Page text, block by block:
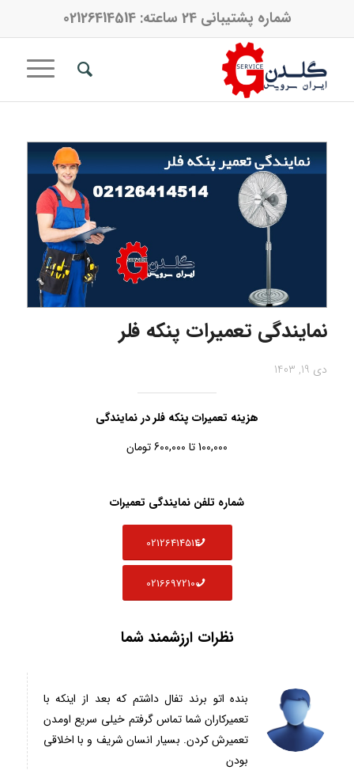
شماره پشتیبانی 24 ساعته: 02126414514
نمایندگی تعمیرات پنکه فلر
دی 19, 1403
هزینه تعمیرات پنکه فلر در نمایندگی
100,000 تا 600,000 تومان
شماره تلفن نمایندگی تعمیرات
02126414514
02166972100
نظرات ارزشمند شما
بنده اتو برند تفال داشتم که بعد از اینکه با
تعمیرکاران شما تماس گرفتم خیلی سریع اومدن
تعمیرش کردن. بسیار انسان شریف و با اخلاقی
بودن